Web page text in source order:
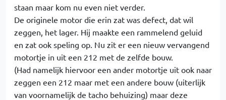
staan maar kom nu even niet verder.
De originele motor die erin zat was defect, dat wil
zeggen, het lager. Hij maakte een rammelend geluid
en zat ook speling op. Nu zit er een nieuw vervangend
motortje in uit een 212 met de zelfde bouw.
(Had namelijk hiervoor een ander motortje uit ook naar
zeggen een 212 maar met een andere bouw (uiterlijk
van voornamelijk de tacho behuizing) maar deze